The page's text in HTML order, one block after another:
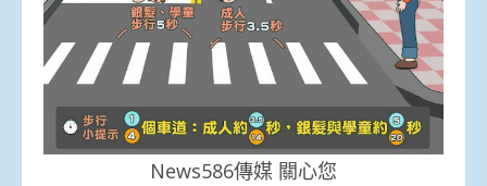
News586傳媒 關心您